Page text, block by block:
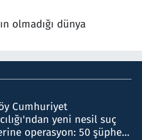
olmadığı dünya
Cumhuriyet
yeni nesil suç
operasyon: 50 şüpheli